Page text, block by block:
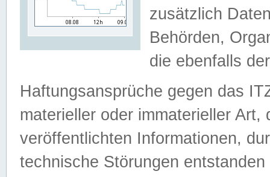
zusätzlich
Behörden,
die ebenfalls
Haftungsansprüche gegen das
materieller oder immaterieller
veröffentlichten Informationen,
technische Störungen